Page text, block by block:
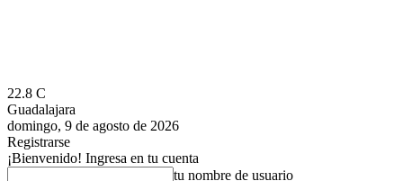
22.8 C
Guadalajara
domingo, 9 de agosto de 2026
Registrarse
¡Bienvenido! Ingresa en tu cuenta
tu nombre de usuario